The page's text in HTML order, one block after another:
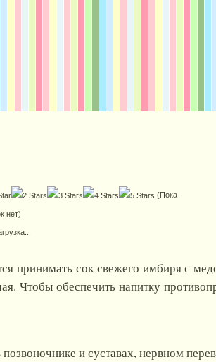
(Пока
нет)
принимать сок свежего имбиря с
Чтобы обеспечить напитку
и суставах, нервном